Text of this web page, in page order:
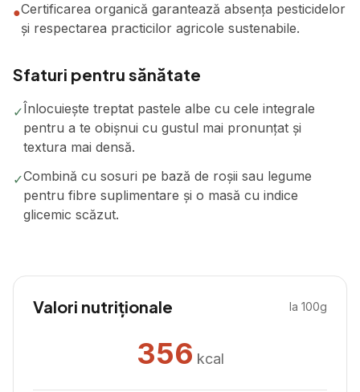
●Certificarea organică garantează absența pesticidelor
și respectarea practicilor agricole sustenabile.
Sfaturi pentru sănătate
✓Înlocuiește treptat pastele albe cu cele integrale
pentru a te obișnui cu gustul mai pronunțat și
textura mai densă.
✓Combină cu sosuri pe bază de roșii sau legume
pentru fibre suplimentare și o masă cu indice
glicemic scăzut.
Valori nutriționale la 100g
356 kcal